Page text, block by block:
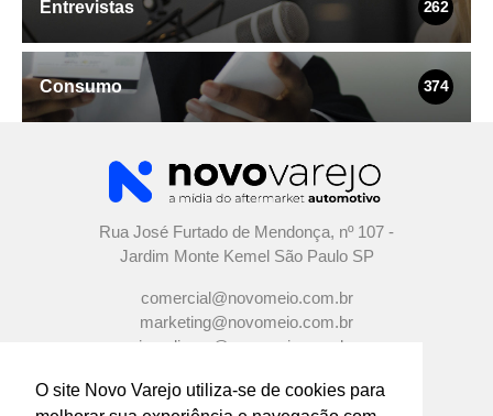
O site Novo Varejo utiliza-se de cookies para
Entrevistas 262
Consumo 374
Rua José Furtado de Mendonça, nº 107 -
Jardim Monte Kemel São Paulo SP
comercial@novomeio.com.br
marketing@novomeio.com.br
jornalismo@novomeio.com.br